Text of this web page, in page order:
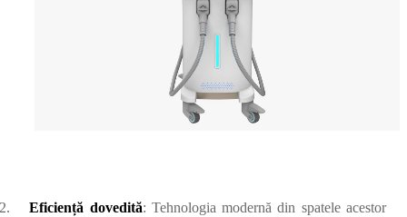
2. Eficiență dovedită: Tehnologia modernă din spatele acestor